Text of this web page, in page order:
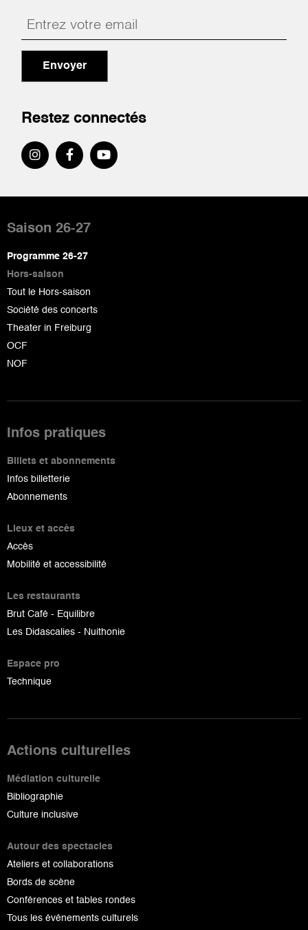
Envoyer
Restez connectés
de
page
Saison 26-27
Programme 26-27
Hors-saison
Tout le Hors-saison
Société des concerts
Theater in Freiburg
OCF
NOF
Infos pratiques
Billets et abonnements
Infos billetterie
Abonnements
Lieux et accès
Accès
Mobilité et accessibilité
Les restaurants
Brut Café - Equilibre
Les Didascalies - Nuithonie
Espace pro
Technique
Actions culturelles
Médiation culturelle
Bibliographie
Culture inclusive
Autour des spectacles
Ateliers et collaborations
Bords de scène
Conférences et tables rondes
Tous les événements culturels